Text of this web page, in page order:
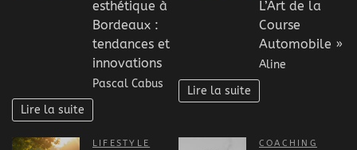
esthétique à
Bordeaux :
tendances et
innovations
Pascal Cabus
Lire la suite
L’Art de la
Course
Automobile »
Aline
Lire la suite
LIFESTYLE COACHING